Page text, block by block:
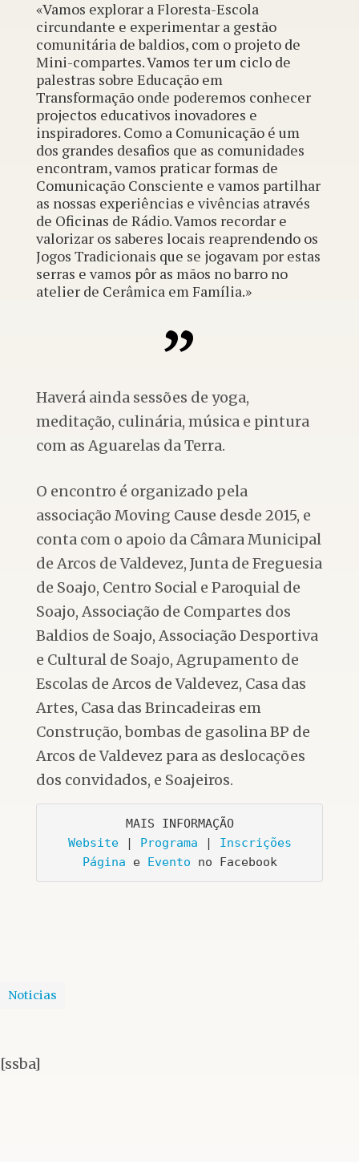
«Vamos explorar aFloresta-Escola
circundante e experimentar a gestão
comunitária de baldios, com o projeto de
Mini-compartes. Vamos ter um ciclo de
palestras sobre Educação em
Transformação onde poderemos conhecer
projectos educativos inovadores e
inspiradores. Como a Comunicação é um
dos grandes desafios que as comunidades
encontram, vamos praticar formas de
Comunicação Consciente e vamos partilhar
as nossas experiências e vivências através
de Oficinas de Rádio. Vamos recordar e
valorizar os saberes locais reaprendendo os
Jogos Tradicionais que se jogavam por estas
serras e vamos pôr as mãos no barro no
atelier de Cerâmica em Família.»
Haverá ainda sessões de yoga,
meditação, culinária, música e pintura
com as Aguarelas da Terra.
O encontro é organizado pela
associação Moving Cause desde 2015, e
conta com o apoio da Câmara Municipal
de Arcos de Valdevez, Junta de Freguesia
de Soajo, Centro Social e Paroquial de
Soajo, Associação de Compartes dos
Baldios de Soajo, Associação Desportiva
e Cultural de Soajo, Agrupamento de
Escolas de Arcos de Valdevez, Casa das
Artes, Casa das Brincadeiras em
Construção, bombas de gasolina BP de
Arcos de Valdevez para as deslocações
dos convidados, e Soajeiros.
MAIS INFORMAÇÃO
Website | Programa | Inscrições
Página e Evento no Facebook
Noticias
[ssba]